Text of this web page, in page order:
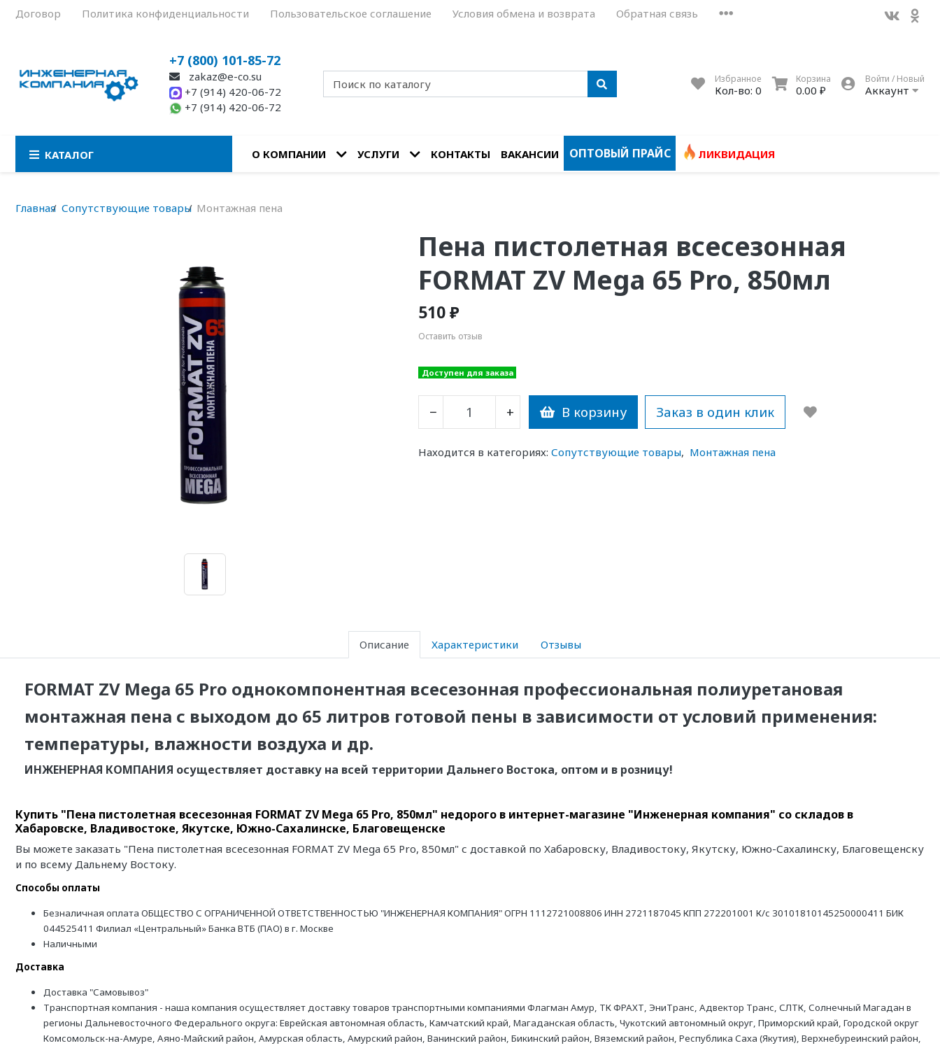
Договор Политика конфиденциальности Пользовательское соглашение Условия обмена и возврата Обратная связь
+7 (800) 101-85-72
zakaz@e-co.su
+7 (914) 420-06-72
+7 (914) 420-06-72
Избранное
Кол-во: 0
Корзина
0.00 ₽
Войти / Новый
Аккаунт
КАТАЛОГ О КОМПАНИИ УСЛУГИ КОНТАКТЫ ВАКАНСИИ ОПТОВЫЙ ПРАЙС ЛИКВИДАЦИЯ
Главная Сопутствующие товары Монтажная пена
Пена пистолетная всесезонная
FORMAT ZV Mega 65 Pro, 850мл
510 ₽
Оставить отзыв
Доступен для заказа
− + В корзину Заказ в один клик
Находится в категориях: Сопутствующие товары, Монтажная пена
Описание Характеристики Отзывы
FORMAT ZV Mega 65 Pro однокомпонентная всесезонная профессиональная полиуретановая
монтажная пена с выходом до 65 литров готовой пены в зависимости от условий применения:
температуры, влажности воздуха и др.
ИНЖЕНЕРНАЯ КОМПАНИЯ осуществляет доставку на всей территории Дальнего Востока, оптом и в розницу!
Купить "Пена пистолетная всесезонная FORMAT ZV Mega 65 Pro, 850мл" недорого в интернет-магазине "Инженерная компания" со складов в
Хабаровске, Владивостоке, Якутске, Южно-Сахалинске, Благовещенске
Вы можете заказать "Пена пистолетная всесезонная FORMAT ZV Mega 65 Pro, 850мл" с доставкой по Хабаровску, Владивостоку, Якутску, Южно-Сахалинску, Благовещенску
и по всему Дальнему Востоку.
Способы оплаты
Безналичная оплата ОБЩЕСТВО С ОГРАНИЧЕННОЙ ОТВЕТСТВЕННОСТЬЮ "ИНЖЕНЕРНАЯ КОМПАНИЯ" ОГРН 1112721008806 ИНН 2721187045 КПП 272201001 К/с 30101810145250000411 БИК
044525411 Филиал «Центральный» Банка ВТБ (ПАО) в г. Москве
Наличными
Доставка
Доставка "Самовывоз"
Транспортная компания - наша компания осуществляет доставку товаров транспортными компаниями Флагман Амур, ТК ФРАХТ, ЭниТранс, Адвектор Транс, СЛТК, Солнечный Магадан в
регионы Дальневосточного Федерального округа: Еврейская автономная область, Камчатский край, Магаданская область, Чукотский автономный округ, Приморский край, Городской округ
Комсомольск-на-Амуре, Аяно-Майский район, Амурская область, Амурский район, Ванинский район, Бикинский район, Вяземский район, Республика Саха (Якутия), Верхнебуреинский район,